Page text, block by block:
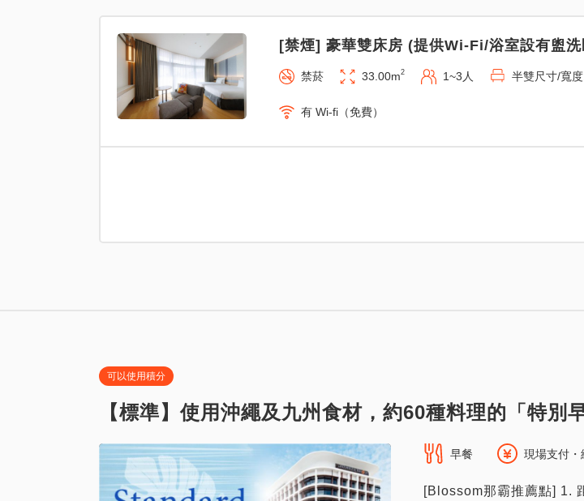
[禁煙] 豪華雙床房 (提供Wi-Fi/浴室設有盥洗
禁菸 33.00m2 1~3人 半雙尺寸/寬
有 Wi-fi（免費）
可以使用積分
【標準】使用沖繩及九州食材，約60種料理的「特別
早餐 現場支付・
[Blossom那霸推薦點] 1.